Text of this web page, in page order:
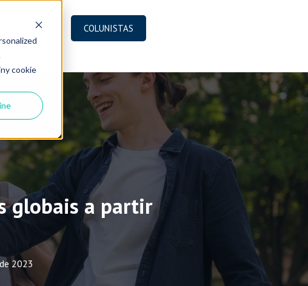
cookie
BLOG COLUNISTAS
globais a partir
2023